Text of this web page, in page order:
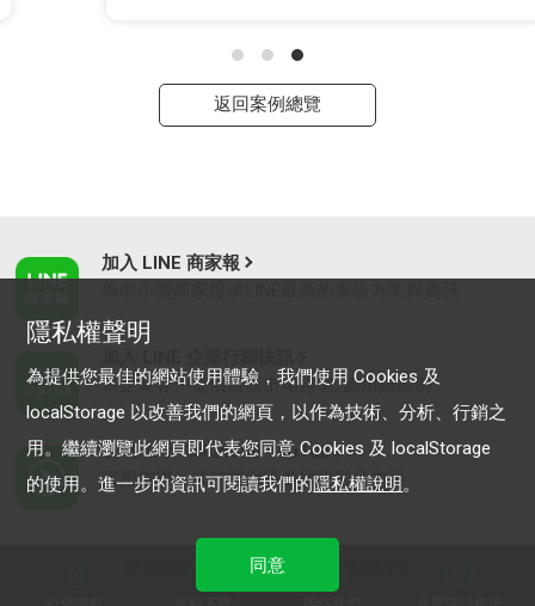
返回案例總覽
加入 LINE 商家報
為企業客戶提供最新市場趨勢, 應用與案例
LINE Biz-Solutions YouTube
實用教學、成功案例等多樣化影音內容
服務條款
© LY Corporation
隱私權聲明
為提供您最佳的網站使用體驗，我們使用 Cookies 及
localStorage 以改善我們的網頁，以作為技術、分析、行銷之
用。繼續瀏覽此網頁即代表您同意 Cookies 及 localStorage
的使用。進一步的資訊可閱讀我們的隱私權說明。
同意